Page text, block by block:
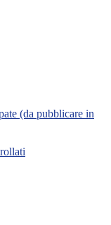
(da pubblicare in